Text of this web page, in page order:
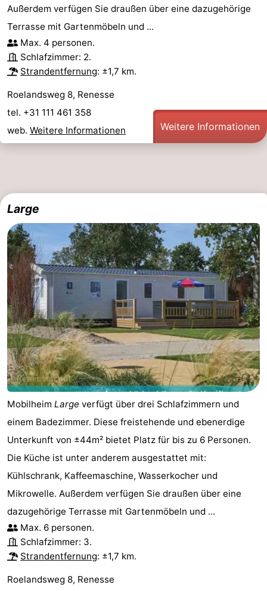
Außerdem verfügen Sie draußen über eine dazugehörige
Terrasse mit Gartenmöbeln und ...
Max. 4 personen.
Schlafzimmer: 2.
Strandentfernung: ±1,7 km.
Roelandsweg 8, Renesse
tel. +31 111 461 358
web. Weitere Informationen Weitere Informationen
Large
Mobilheim Large verfügt über drei Schlafzimmern und
einem Badezimmer. Diese freistehende und ebenerdige
Unterkunft von ±44m² bietet Platz für bis zu 6 Personen.
Die Küche ist unter anderem ausgestattet mit:
Kühlschrank, Kaffeemaschine, Wasserkocher und
Mikrowelle. Außerdem verfügen Sie draußen über eine
dazugehörige Terrasse mit Gartenmöbeln und ...
Max. 6 personen.
Schlafzimmer: 3.
Strandentfernung: ±1,7 km.
Roelandsweg 8, Renesse